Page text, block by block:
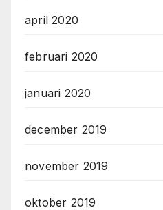
april 2020
februari 2020
januari 2020
december 2019
november 2019
oktober 2019